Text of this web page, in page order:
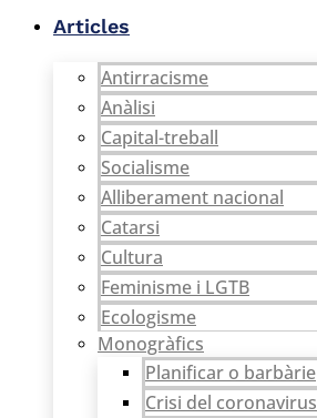
Articles
Antirracisme
Anàlisi
Capital-treball
Socialisme
Alliberament nacional
Catarsi
Cultura
Feminisme i LGTB
Ecologisme
Monogràfics
Planificar o barbàrie
Crisi del coronavirus
Formació: